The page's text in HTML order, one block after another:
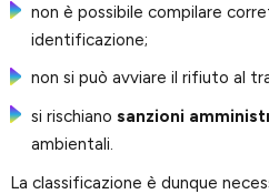
non è possibile compilare
identificazione;
non si può avviare il rifiuto al
si rischiano sanzioni
ambientali.
La classificazione è dunque